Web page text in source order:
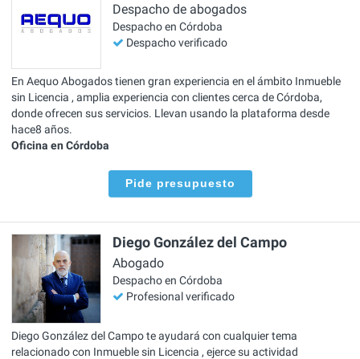
Despacho de abogados
Despacho en Córdoba
Despacho verificado
En Aequo Abogados tienen gran experiencia en el ámbito Inmueble
sin Licencia , amplia experiencia con clientes cerca de Córdoba,
donde ofrecen sus servicios. Llevan usando la plataforma desde
hace8 años.
Oficina en Córdoba
Pide presupuesto
Diego González del Campo
Abogado
Despacho en Córdoba
Profesional verificado
Diego González del Campo te ayudará con cualquier tema
relacionado con Inmueble sin Licencia , ejerce su actividad